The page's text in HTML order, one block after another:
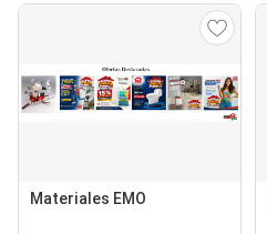
Materiales EMO